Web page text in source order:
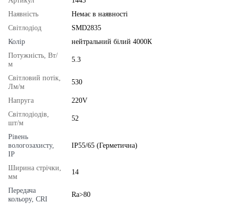
Наявність
Немає в наявності
Світлодіод
SMD2835
Колір
нейтральний білий 4000К
Потужність, Вт/
м
5.3
Світловий потік,
Лм/м
530
Напруга
220V
Світлодіодів,
шт/м
52
Рівень
вологозахисту,
IP
IP55/65 (Герметична)
Ширина стрічки,
мм
14
Передача
кольору, CRI
Ra>80